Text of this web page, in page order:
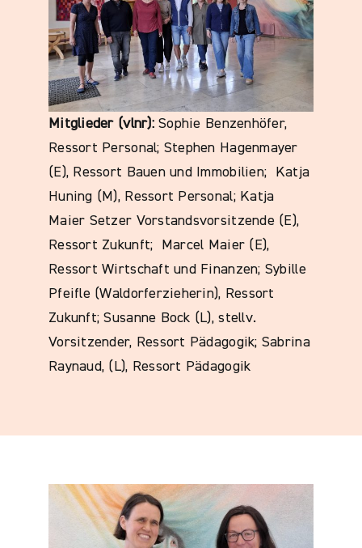
Mitglieder (vlnr):Sophie Benzenhöfer,
Ressort Personal; Stephen Hagenmayer
(E), Ressort Bauen und Immobilien; Katja
Huning (M), Ressort Personal; Katja
Maier Setzer Vorstandsvorsitzende (E),
Ressort Zukunft; Marcel Maier (E),
Ressort Wirtschaft und Finanzen; Sybille
Pfeifle (Waldorferzieherin), Ressort
Zukunft; Susanne Bock (L), stellv.
Vorsitzender, Ressort Pädagogik; Sabrina
Raynaud, (L), Ressort Pädagogik